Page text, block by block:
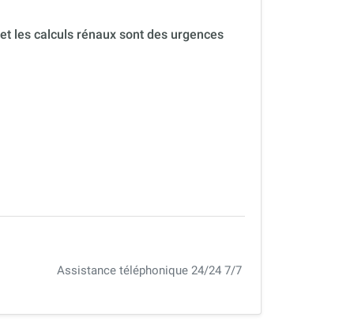
les calculs rénaux sont des urgences
Assistance téléphonique 24/24 7/7